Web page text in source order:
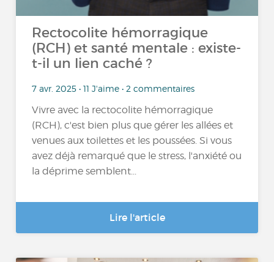
Rectocolite hémorragique
(RCH) et santé mentale : existe-
t-il un lien caché ?
7 avr. 2025 • 11 J'aime • 2 commentaires
Vivre avec la rectocolite hémorragique
(RCH), c'est bien plus que gérer les allées et
venues aux toilettes et les poussées. Si vous
avez déjà remarqué que le stress, l'anxiété ou
la déprime semblent...
Lire l'article